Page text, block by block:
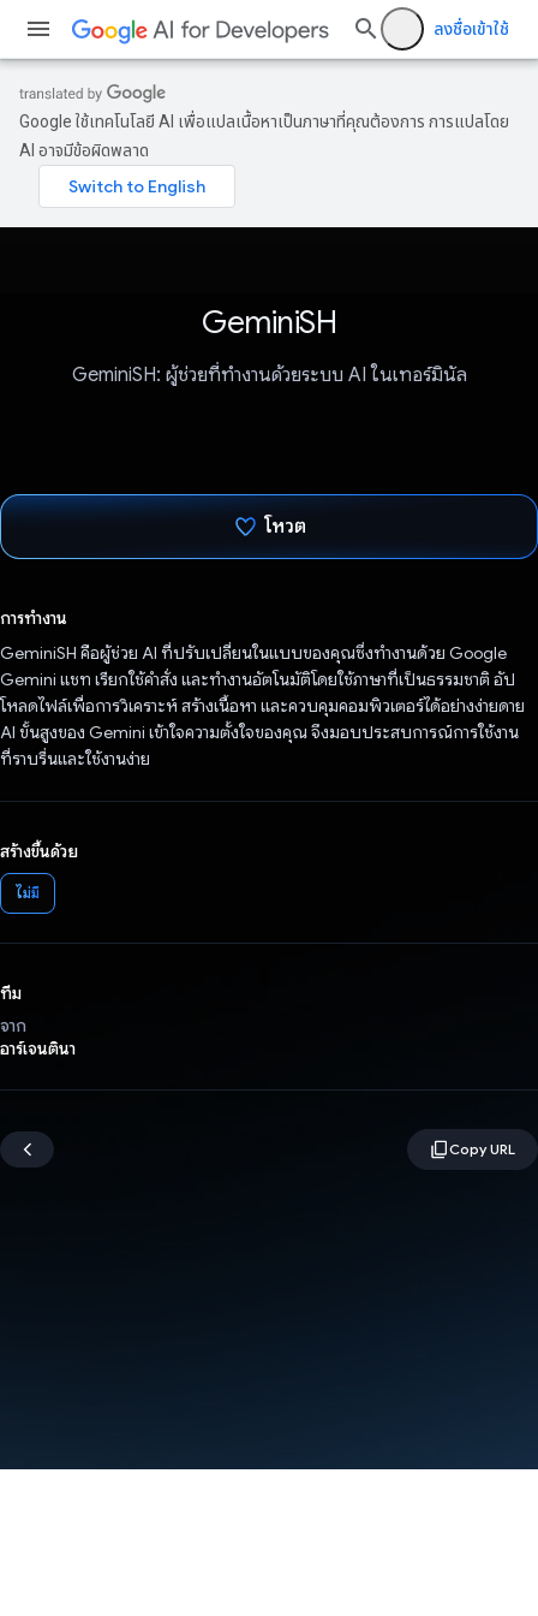
ลงชื่อเข้าใช้
Google ใช้เทคโนโลยี AI เพื่อแปลเนื้อหาเป็นภาษาที่คุณต้องการ การแปลโดย
AI อาจมีข้อผิดพลาด
GeminiSH
GeminiSH: ผู้ช่วยที่ทำงานด้วยระบบ AI ในเทอร์มินัล
โหวต
การทำงาน
GeminiSH คือผู้ช่วย AI ที่ปรับเปลี่ยนในแบบของคุณซึ่งทำงานด้วย Google
Gemini แชท เรียกใช้คำสั่ง และทำงานอัตโนมัติโดยใช้ภาษาที่เป็นธรรมชาติ อัป
โหลดไฟล์เพื่อการวิเคราะห์ สร้างเนื้อหา และควบคุมคอมพิวเตอร์ได้อย่างง่ายดาย
AI ขั้นสูงของ Gemini เข้าใจความตั้งใจของคุณ จึงมอบประสบการณ์การใช้งาน
ที่ราบรื่นและใช้งานง่าย
สร้างขึ้นด้วย
ไม่มี
ทีม
จาก
อาร์เจนตินา